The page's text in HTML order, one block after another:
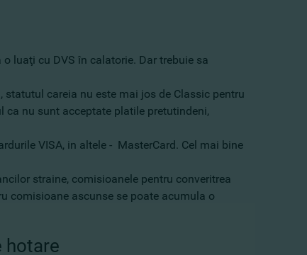
luaţi cu DVS în calatorie. Dar trebuie sa
careia nu este mai jos de Classic pentru
nu sunt acceptate platile pretutindeni,
VISA, in altele - MasterCard. Cel mai bine
straine, comisioanele pentru converitrea
comisioane ascunse se poate acumula o
hotare